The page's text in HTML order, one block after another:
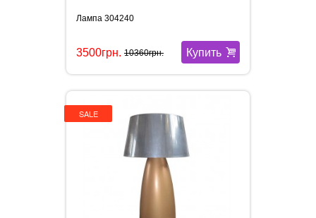
Лампа 304240
Купить
3500грн. 10360грн.
SALE